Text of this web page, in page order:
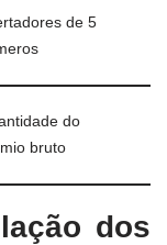
de 5
do
bruto
dos